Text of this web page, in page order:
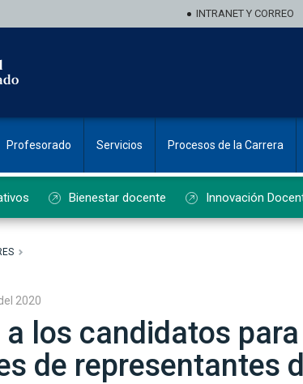
INTRANET Y CORREO
Profesorado Servicios Procesos de la Carrera
Bienestar docente Innovación
2020
a los candidatos
de representantes